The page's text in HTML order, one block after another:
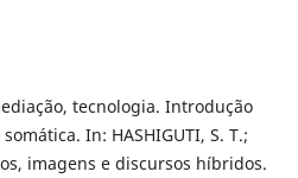
tecnologia. Introdução
In: HASHIGUTI, S. T.;
imagens e discursos híbridos.